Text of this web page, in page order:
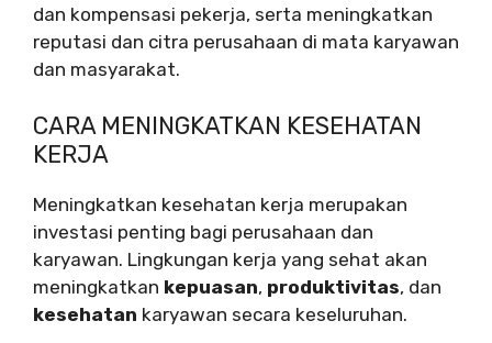
dan kompensasi pekerja, serta meningkatkan
reputasi dan citra perusahaan di mata karyawan
dan masyarakat.
CARA MENINGKATKAN KESEHATAN
KERJA
Meningkatkan kesehatan kerja merupakan
investasi penting bagi perusahaan dan
karyawan. Lingkungan kerja yang sehat akan
meningkatkan kepuasan, produktivitas, dan
kesehatan karyawan secara keseluruhan.